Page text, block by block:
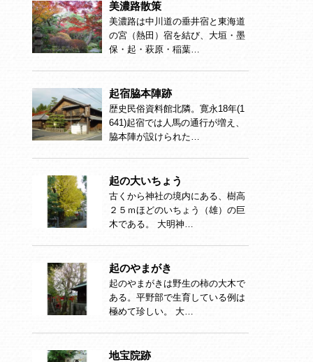
美濃路散策
美濃路は中川道の垂井宿と東海道
の宮（熱田）宿を結び、大垣・墨
保・起・萩原・稲葉…
起宿脇本陣跡
歴史民俗資料館北隣。寛永18年(1
641)起宿では人馬の通行が増え、
脇本陣が設けられた…
起の大いちょう
古くから神社の境内にある、樹高
２５ｍほどのいちょう（雄）の巨
木である。 大明神…
起のやまがき
起のやまがきは野生の柿の大木で
ある。平野部で生育している例は
極めて珍しい。 大…
地宝院跡